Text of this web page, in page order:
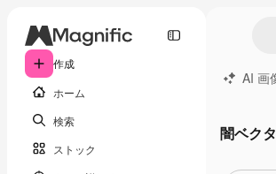
作成
ホーム
検索
ストック
AI 画
闇ベク